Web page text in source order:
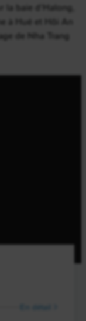
baie d’Halong,
à Hué et Hôi An
de Nha Trang